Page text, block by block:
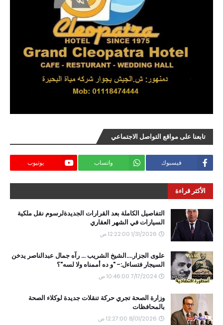
تابعنا على مواقع التواصل الاجتماعي
فيسبوك واتساب يوتيوب
الأكثر قراءة
التفاصيل الكاملة بعد القرارات الجديدةلرسوم نقل ملكية
السيارات في الشهر العقاري
1/31/2026 12:22:00 ص
علوى الجزار....الشيخ الشريب ... رآه جمال عبدالناصر يدخن
السيجار فتساءل:- "و ده أممناه ولا لسه"؟
7/17/2024 10:46:00 ص
وزارة الصحة تجري حركة تنقلات جديدة لوكلاء الصحة
بالمحافظات
8/01/2026 12:27:00 ص